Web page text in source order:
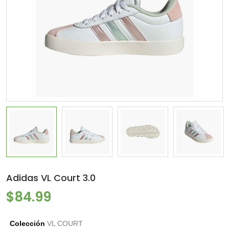
Adidas VL Court 3.0
$84.99
Colección VL COURT